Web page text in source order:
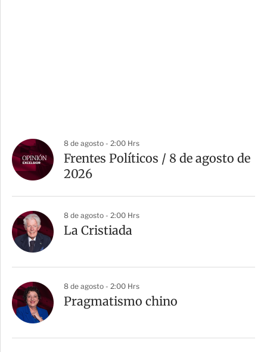
8 de agosto - 2:00 Hrs
Frentes Políticos / 8 de agosto de
2026
8 de agosto - 2:00 Hrs
La Cristiada
8 de agosto - 2:00 Hrs
Pragmatismo chino